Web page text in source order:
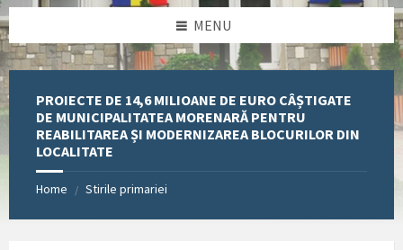
MENU
PROIECTE DE 14,6 MILIOANE DE EURO CÂȘTIGATE
DE MUNICIPALITATEA MORENARĂ PENTRU
REABILITAREA ȘI MODERNIZAREA BLOCURILOR DIN
LOCALITATE
Home / Stirile primariei